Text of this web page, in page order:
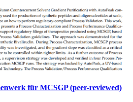
für MCSGP (peer-reviewed)